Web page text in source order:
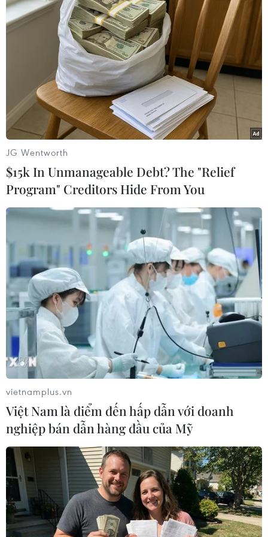
trưởng Lê Quốc Doanh nhấn mạnh.
Hội chợ Triển lãm nông nghiệp quốc tế lần thứ
16 - AgroViet 2016 sẽ diễn ra từ nay (11/11) đến
hết ngày 15/11 tại Khu Hội chợ triển lãm giao
dịch Kinh tế và thương mại (489 Hoàng Quốc
Việt, Cầu Giấy, Hà Nội ).
Dưới đây là một số hình ảnh tại Hội chợ
AgroViet 2016:
Các gian hàng tại Hội chợ chật cứng người đứng mua. (Ảnh:
Thanh Tâm/Vietnam+)
JG Wentworth
$15k In Unmanageable Debt? The "Relief
Program" Creditors Hide From You
vietnamplus.vn
Việt Nam là điểm đến hấp dẫn với doanh
nghiệp bán dẫn hàng đầu của Mỹ